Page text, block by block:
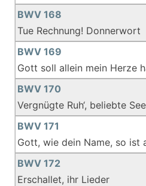
BWV 168
Tue Rechnung! Donnerwort
BWV 169
Gott soll allein mein Herze
BWV 170
Vergnügte Ruh‘, beliebte
BWV 171
Gott, wie dein Name, so ist
BWV 172
Erschallet, ihr Lieder